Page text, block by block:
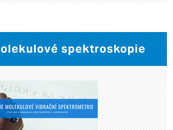
spektroskopie